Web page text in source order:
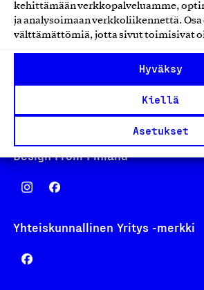
kehittämään verkkopalveluamme,
ja analysoimaan verkkoliikennettä. Osa
välttämättömiä, jotta sivut toimisivat
Hyväksy
Kiellä
Asetukset
laskutus@suomalainentyo.fi
Avainlippu
Design From Finland
Yhteiskunnallinen Yritys -merkki